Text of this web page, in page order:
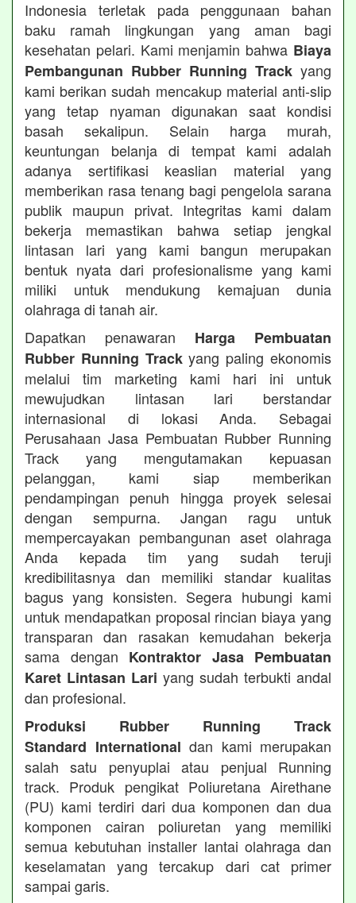
Indonesia terletak pada penggunaan bahan
baku ramah lingkungan yang aman bagi
kesehatan pelari. Kami menjamin bahwa Biaya
Pembangunan Rubber Running Track yang
kami berikan sudah mencakup material anti-slip
yang tetap nyaman digunakan saat kondisi
basah sekalipun. Selain harga murah,
keuntungan belanja di tempat kami adalah
adanya sertifikasi keaslian material yang
memberikan rasa tenang bagi pengelola sarana
publik maupun privat. Integritas kami dalam
bekerja memastikan bahwa setiap jengkal
lintasan lari yang kami bangun merupakan
bentuk nyata dari profesionalisme yang kami
miliki untuk mendukung kemajuan dunia
olahraga di tanah air.
Dapatkan penawaran Harga Pembuatan
Rubber Running Trackyang paling ekonomis
melalui tim marketing kami hari ini untuk
mewujudkan lintasan lari berstandar
internasional di lokasi Anda. Sebagai
Perusahaan Jasa Pembuatan Rubber Running
Track yang mengutamakan kepuasan
pelanggan, kami siap memberikan
pendampingan penuh hingga proyek selesai
dengan sempurna. Jangan ragu untuk
mempercayakan pembangunan aset olahraga
Anda kepada tim yang sudah teruji
kredibilitasnya dan memiliki standar kualitas
bagus yang konsisten. Segera hubungi kami
untuk mendapatkan proposal rincian biaya yang
transparan dan rasakan kemudahan bekerja
sama dengan Kontraktor Jasa Pembuatan
Karet Lintasan Lari yang sudah terbukti andal
dan profesional.
Produksi Rubber Running Track
Standard International dan kami merupakan
salah satu penyuplai atau penjual Running
track. Produk pengikat Poliuretana Airethane
(PU) kami terdiri dari dua komponen dan dua
komponen cairan poliuretan yang memiliki
semua kebutuhan installer lantai olahraga dan
keselamatan yang tercakup dari cat primer
sampai garis.